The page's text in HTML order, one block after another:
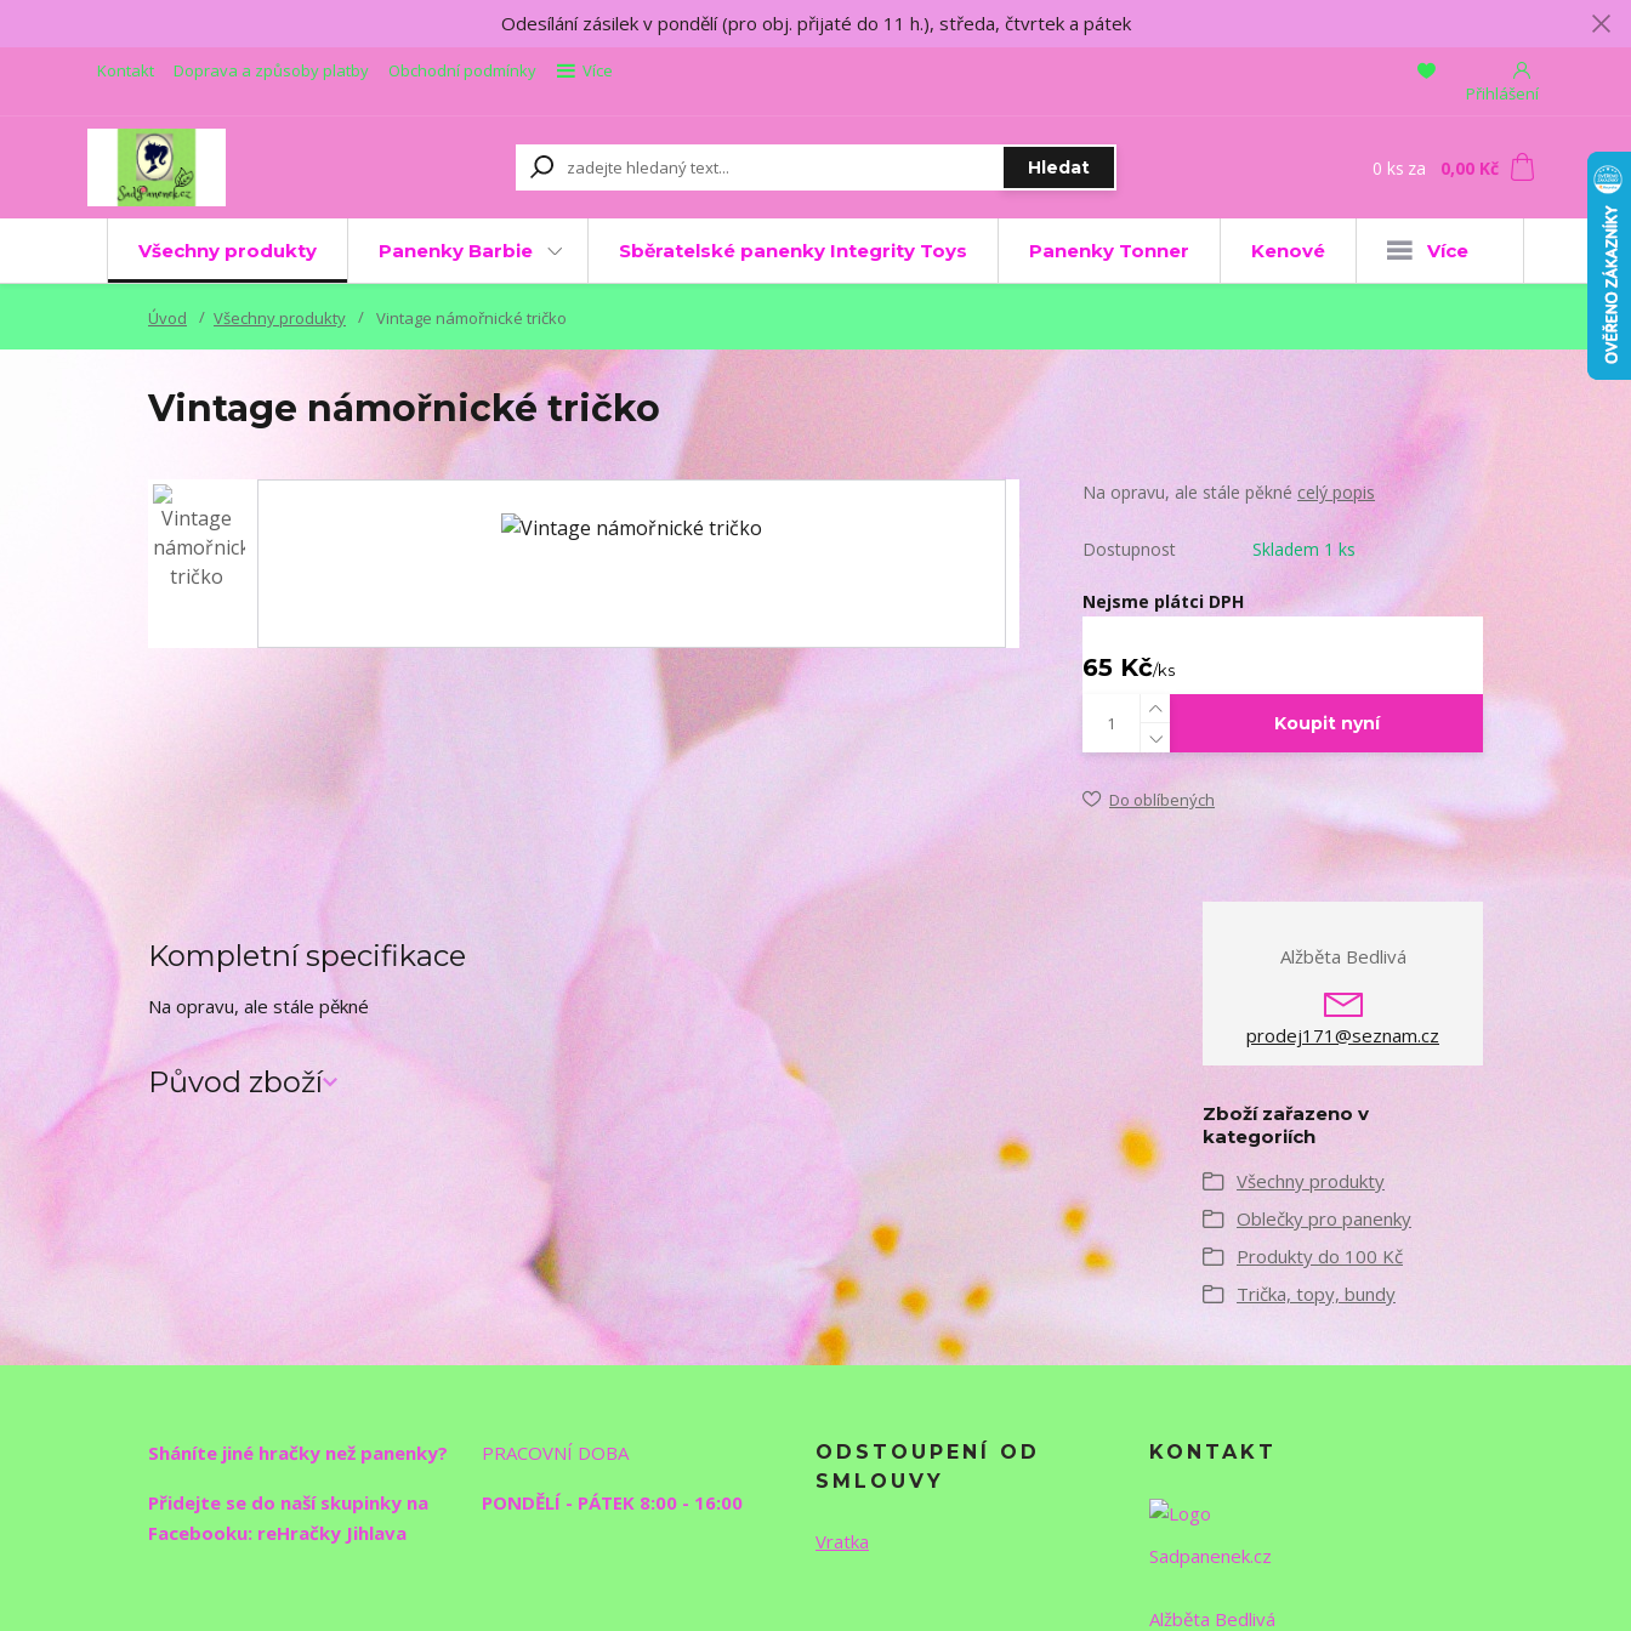
Odesílání zásilek v pondělí (pro obj. přijaté do 11 h.), středa, čtvrtek a pátek
Kontakt Doprava a způsoby platby Obchodní podmínky
Více
Přihlášení
Hledat 0 ks za 0,00 Kč
Všechny produkty Panenky Barbie Sběratelské panenky Integrity Toys Panenky Tonner Kenové Více
Úvod Všechny produkty Vintage námořnické tričko
Vintage námořnické tričko
Na opravu, ale stále pěkné celý popis
Dostupnost Skladem 1 ks
Nejsme plátci DPH
65 Kč/ks
Koupit nyní
Do oblíbených
Kompletní specifikace
Na opravu, ale stále pěkné
Původ zboží
Alžběta Bedlivá
prodej171@seznam.cz
Zboží zařazeno v
kategoriích
Všechny produkty
Oblečky pro panenky
Produkty do 100 Kč
Trička, topy, bundy
Sháníte jiné hračky než panenky?
Přidejte se do naší skupinky na
Facebooku: reHračky Jihlava
PRACOVNÍ DOBA
PONDĚLÍ - PÁTEK 8:00 - 16:00
ODSTOUPENÍ OD
SMLOUVY
Vratka
KONTAKT
Sadpanenek.cz
Alžběta Bedlivá